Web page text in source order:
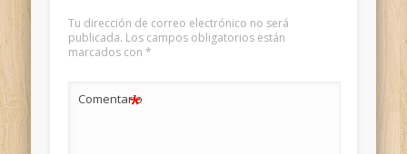
Tu dirección de correo electrónico no será
publicada. Los campos obligatorios están
marcados con *
Comentario
*